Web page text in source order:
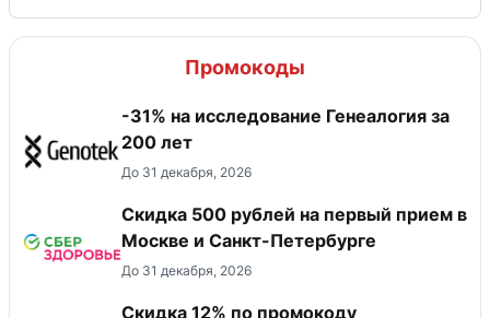
Промокоды
-31% на исследование Генеалогия за
200 лет
До 31 декабря, 2026
Скидка 500 рублей на первый прием в
Москве и Санкт-Петербурге
До 31 декабря, 2026
Скидка 12% по промокоду